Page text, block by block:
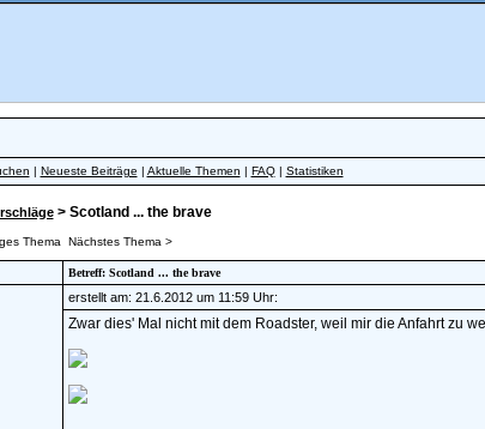
| Neueste Beiträge | Aktuelle Themen | FAQ| Statistiken
> Scotland ... the brave
Thema Nächstes Thema >
Betreff: Scotland ... the brave
erstellt am: 21.6.2012 um 11:59 Uhr:
Zwar dies' Mal nicht mit dem Roadster, weil mir die Anfahrt zu